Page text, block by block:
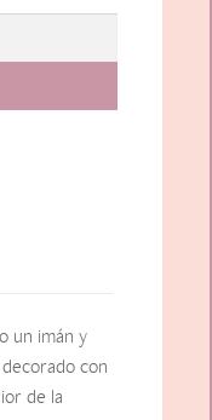
un imán y
con
de la